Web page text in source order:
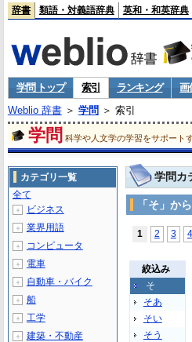
辞書 類語・対義語辞典 英和・和英辞典
学問 トップ 索引 ランキング
画
Weblio 辞書＞ 学問 ＞ 索引
学問 科学や人文学の学習をサポート
学問カ
「そ」か
1 2 3 4
絞込み
そ
そあ
そい
そう
カテゴリ一覧
全て
＋ ビジネス
＋ 業界用語
＋ コンピュータ
＋ 電車
＋ 自動車・バイク
＋ 船
＋ 工学
＋ 建築・不動産